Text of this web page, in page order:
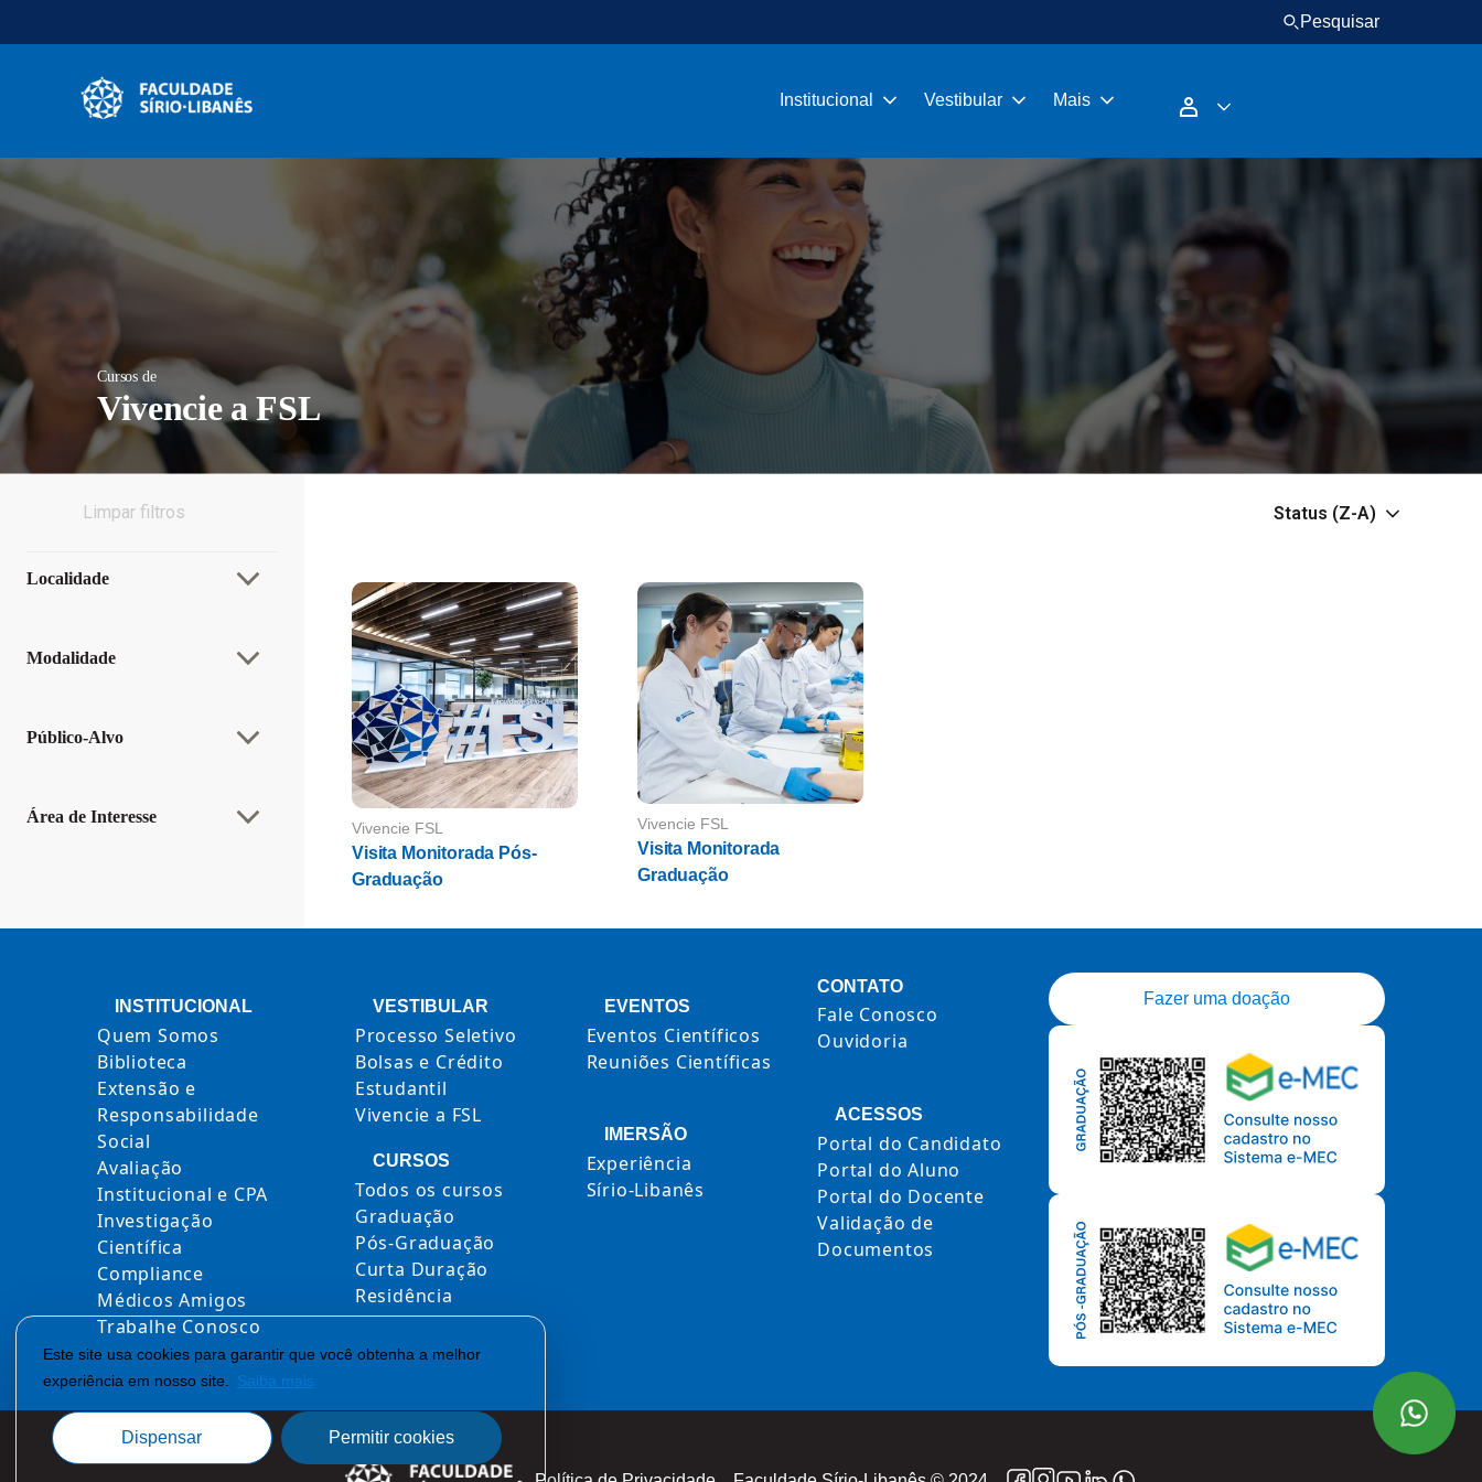
Este site usa cookies para garantir que você obtenha a melhor
experiência em nosso site. Saiba mais
Permitir cookies
Dispensar
Pesquisar
Institucional Vestibular Mais
Cursos de
Vivencie a FSL
Limpar filtros
Localidade
Modalidade Alternar filtro, recolhido
Público-Alvo Alternar filtro, recolhido
Área de Interesse Alternar filtro, recolhido
Status (Z-A)
opção de classificação
Vivencie FSL
Visita Monitorada Pós-
Graduação
Vivencie FSL
Visita Monitorada
Graduação
INSTITUCIONAL
Quem Somos
Biblioteca
Extensão e
Responsabilidade
Social
Avaliação
Institucional e CPA
Investigação
Científica
Compliance
Médicos Amigos
Trabalhe Conosco
VESTIBULAR
Processo Seletivo
Bolsas e Crédito
Estudantil
Vivencie a FSL
CURSOS
Todos os cursos
Graduação
Pós-Graduação
Curta Duração
Residência
EVENTOS
Eventos Científicos
Reuniões Científicas
IMERSÃO
Experiência
Sírio-Libanês
CONTATO
Fale Conosco
Ouvidoria
ACESSOS
Portal do Candidato
Portal do Aluno
Portal do Docente
Validação de
Documentos
Fazer uma doação